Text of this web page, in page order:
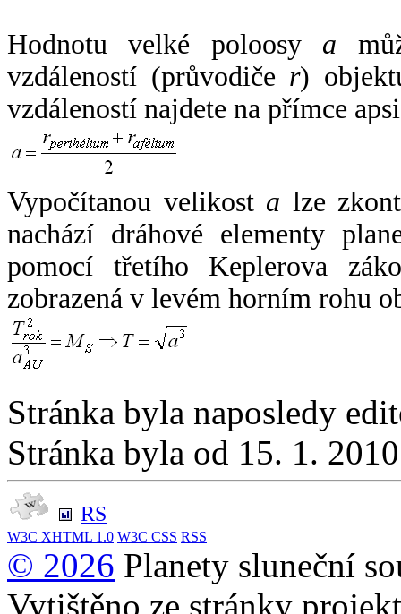
Hodnotu velké poloosy a
vzdáleností (průvodiče r)
vzdáleností najdete na přímce
Vypočítanou velikost a lze
nachází dráhové elementy
pomocí třetího Keplerova
zobrazená v levém horním rohu
Stránka byla naposledy
Stránka byla od 15. 1.
RS
W3C XHTML 1.0 W3C CSS RSS
© 2026 Planety sluneční
Vytištěno ze stránky